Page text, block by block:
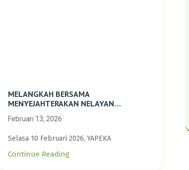
MELANGKAH BERSAMA
MENYEJAHTERAKAN NELAYAN
TRANSISI BERKELANJUTAN BERBASIS
Februari 13, 2026
Selasa 10 Februari 2026, YAPEKA
Continue Reading